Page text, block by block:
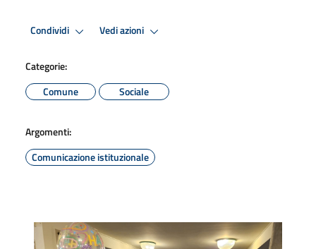
Condividi Vedi azioni
Categorie:
Comune
Sociale
Argomenti:
Comunicazione istituzionale